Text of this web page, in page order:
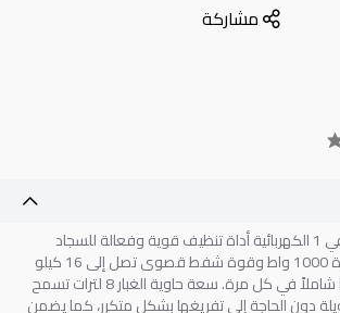
مشاركة
مكنسة جرين ليون 2 في 1 الكهربائية أداة تنظيف قوية وفعالة للسجاد
والأرضيات الصلبة. بقوة 1000 واط وقوة شفط قصوى تصل إلى 16 كيلو
باسكال، تضمن تنظيفًا شاملاً في كل مرة. سعة حاوية الغبار 8 لترات تسمح
دون الحاجة إلى تفريغها بشكل متكرر، كما يضمن